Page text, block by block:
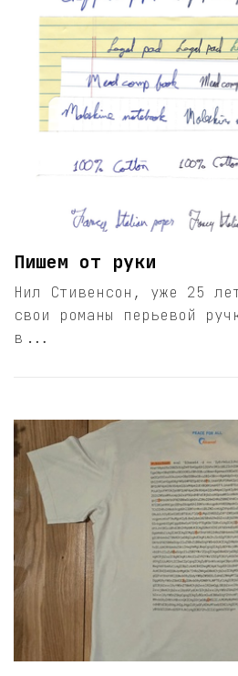
Пишем от руки
Нил Стивенсон, уже 25
свои романы перьевой
в...